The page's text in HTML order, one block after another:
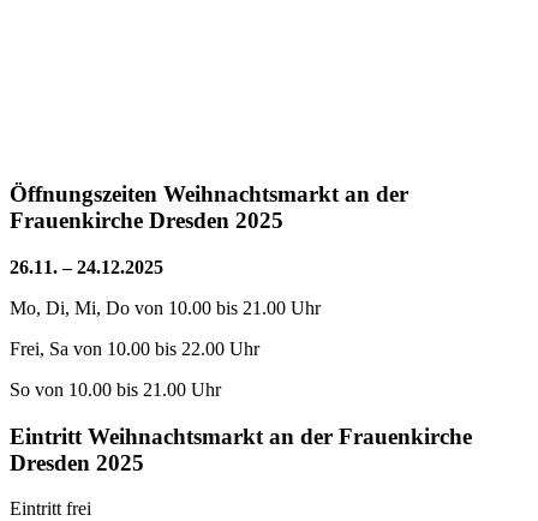
Öffnungszeiten Weihnachtsmarkt an der
Frauenkirche Dresden 2025
26.11. – 24.12.2025
Mo, Di, Mi, Do von 10.00 bis 21.00 Uhr
Frei, Sa von 10.00 bis 22.00 Uhr
So von 10.00 bis 21.00 Uhr
Eintritt Weihnachtsmarkt an der Frauenkirche
Dresden 2025
Eintritt frei